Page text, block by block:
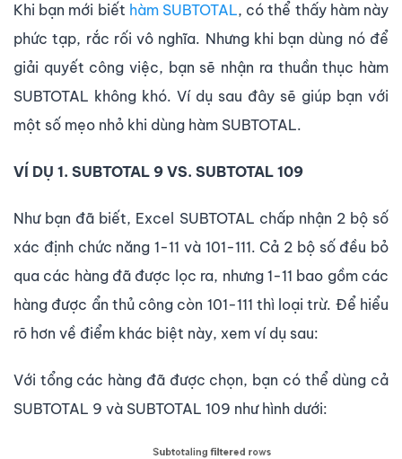
Khi bạn mới biết hàm SUBTOTAL, có thể thấy hàm này
phức tạp, rắc rối vô nghĩa. Nhưng khi bạn dùng nó để
giải quyết công việc, bạn sẽ nhận ra thuần thục hàm
SUBTOTAL không khó. Ví dụ sau đây sẽ giúp bạn với
một số mẹo nhỏ khi dùng hàm SUBTOTAL.
VÍ DỤ 1. SUBTOTAL 9 VS. SUBTOTAL 109
Như bạn đã biết, Excel SUBTOTAL chấp nhận 2 bộ số
xác định chức năng 1-11 và 101-111. Cả 2 bộ số đều bỏ
qua các hàng đã được lọc ra, nhưng 1-11 bao gồm các
hàng được ẩn thủ công còn 101-111 thì loại trừ. Để hiểu
rõ hơn về điểm khác biệt này, xem ví dụ sau:
Với tổng các hàng đã được chọn, bạn có thể dùng cả
SUBTOTAL 9 và SUBTOTAL 109 như hình dưới: